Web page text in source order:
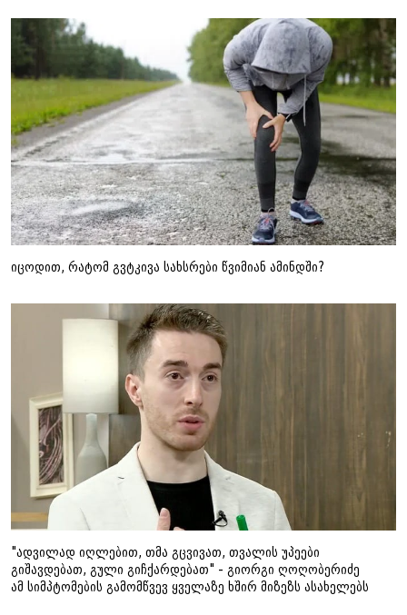
იცოდით, რატომ გვტკივა სახსრები წვიმიან ამინდში?
"ადვილად იღლებით, თმა გცვივათ, თვალის უპეები
გიშავდებათ, გული გიჩქარდებათ" - გიორგი ღოღობერიძე
ამ სიმპტომების გამომწვევ ყველაზე ხშირ მიზეზს ასახელებს